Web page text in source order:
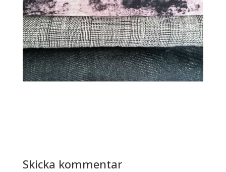
Skicka kommentar